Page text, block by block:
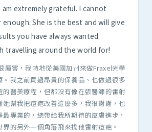
am extremely grateful. I cannot
enough. She is the best and will give
you have always wanted.
travelling around the world for!
厲害，我特地從美國加州來做Fraxel光學
。我之前買過昂貴的保養品、也做過很多
的醫美療程，但都沒有像在張醫師的雷射
她幫我把痘疤改善這麼多，我很謝謝，也
專業的，總帶給我所期待的皮膚進步，
的另外一個角落飛來找他雷射痘疤。